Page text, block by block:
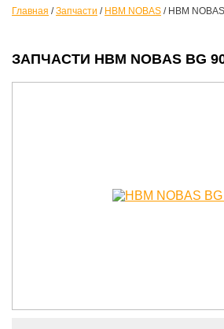
Главная /Запчасти / HBM NOBAS / HBM
ЗАПЧАСТИ HBM NOBAS BG